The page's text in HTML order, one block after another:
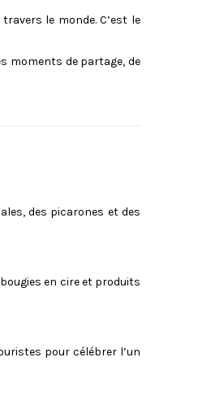
travers le monde. C’est le
moments de partage, de
des picarones et des
en cire et produits
pour célébrer l’un